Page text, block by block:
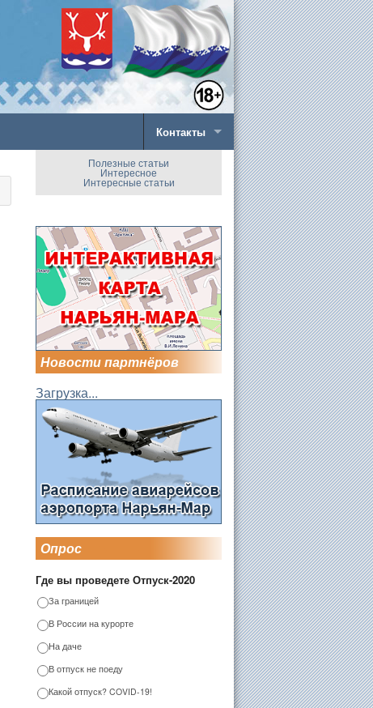
Контакты
Полезные статьи
Интересное
Интересные статьи
Новости партнёров
Загрузка...
Опрос
Где вы проведете Отпуск-2020
За границей
В России на курорте
На даче
В отпуск не поеду
Какой отпуск? COVID-19!